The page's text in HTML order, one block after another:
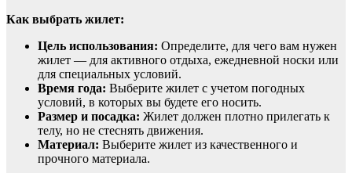
Как выбрать жилет:
Цель использования: Определите, для чего вам нужен
жилет — для активного отдыха, ежедневной носки или
для специальных условий.
Время года: Выберите жилет с учетом погодных
условий, в которых вы будете его носить.
Размер и посадка: Жилет должен плотно прилегать к
телу, но не стеснять движения.
Материал: Выберите жилет из качественного и
прочного материала.